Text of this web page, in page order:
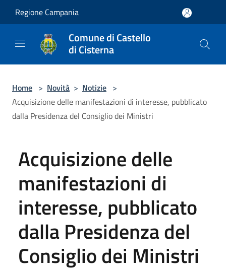
Regione Campania
Comune di Castello
di Cisterna
Home > Novità > Notizie >
Acquisizione delle manifestazioni di interesse, pubblicato
dalla Presidenza del Consiglio dei Ministri
Acquisizione delle
manifestazioni di
interesse, pubblicato
dalla Presidenza del
Consiglio dei Ministri